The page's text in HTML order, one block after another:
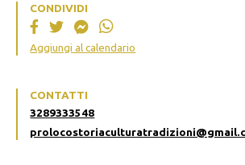
CONDIVIDI
Aggiungi al calendario
CONTATTI
3289333548